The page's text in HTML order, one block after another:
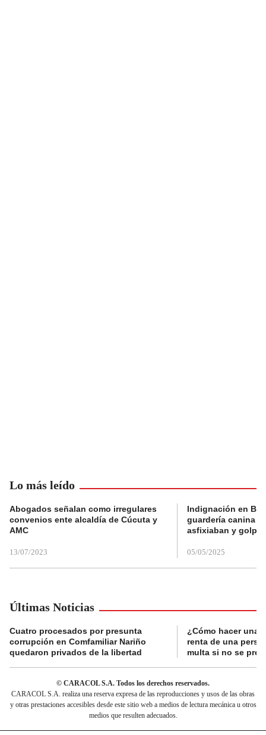
Lo más leído
Abogados señalan como irregulares
convenios ente alcaldía de Cúcuta y
AMC
13/07/2023
Indignación en
guardería canina
asfixiaban y
05/05/2025
Últimas Noticias
Cuatro procesados por presunta
corrupción en Comfamiliar Nariño
quedaron privados de la libertad
¿Cómo hacer una
renta de una
multa si no se
© CARACOL S.A. Todos los derechos reservados.
CARACOL S.A. realiza una reserva expresa de las reproducciones y usos de las obras
y otras prestaciones accesibles desde este sitio web a medios de lectura mecánica u otros
medios que resulten adecuados.